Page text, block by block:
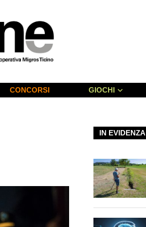
CONCORSI GIOCHI
IN EVIDENZA